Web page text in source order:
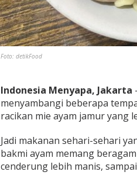
t
A
5
T
e
a
t
I
Foto: detikFood
Indonesia Menyapa, Jakarta
menyambangi beberapa
racikan mie ayam jamur yang
Jadi makanan sehari-sehari
bakmi ayam memang
cenderung lebih manis,